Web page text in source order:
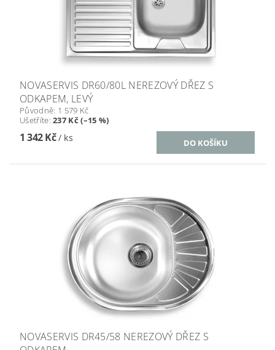
NOVASERVIS DR60/80L NEREZOVÝ DŘEZ S
ODKAPEM, LEVÝ
Původně: 1 579 Kč
Ušetříte:237 Kč (–15 %)
1 342 Kč/ ks
NOVASERVIS DR45/58 NEREZOVÝ DŘEZ S